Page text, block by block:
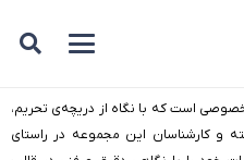
است که با نگاه از دریچه‌ی تحریم،
و کارشناسان این مجموعه در راستای